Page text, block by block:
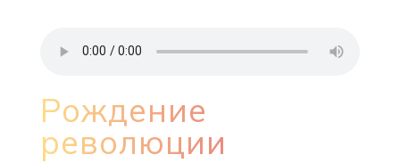
Рождение
революции